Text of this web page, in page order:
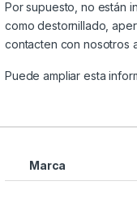
Por supuesto, no están
como destornillado,
contacten con nosotros
Puede ampliar esta
Marca